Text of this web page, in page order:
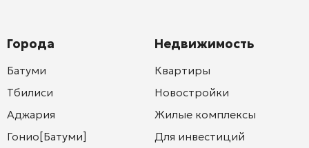
Города
Батуми
Тбилиси
Аджария
Гонио[Батуми]
Недвижимость
Квартиры
Новостройки
Жилые комплексы
Для инвестиций